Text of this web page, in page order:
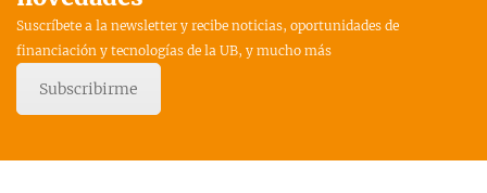
Suscríbete a la newsletter y recibe noticias, oportunidades de
financiación y tecnologías de la UB, y mucho más
Subscribirme